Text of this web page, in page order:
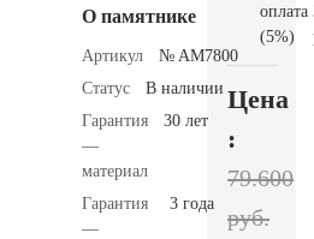
О памятнике
Артикул
№ AM7800
Статус
В наличии
Гарантия
—
материал
30 лет
Гарантия
—
3 года
оплата
(5%)
Цена
:
79.600
руб.